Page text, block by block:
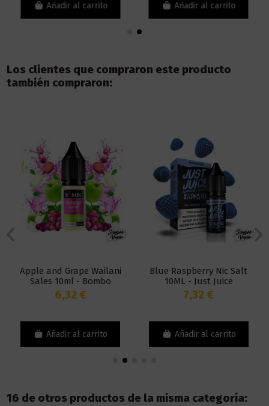
Añadir al carrito Añadir al carrito
Los clientes que compraron este producto
también compraron:
Apple and Grape Wailani
Sales 10ml - Bombo
6,32 €
Añadir al carrito
Blue Raspberry Nic Salt
10ML - Just Juice
7,32 €
Añadir al carrito
16 de otros productos de la misma categoría: